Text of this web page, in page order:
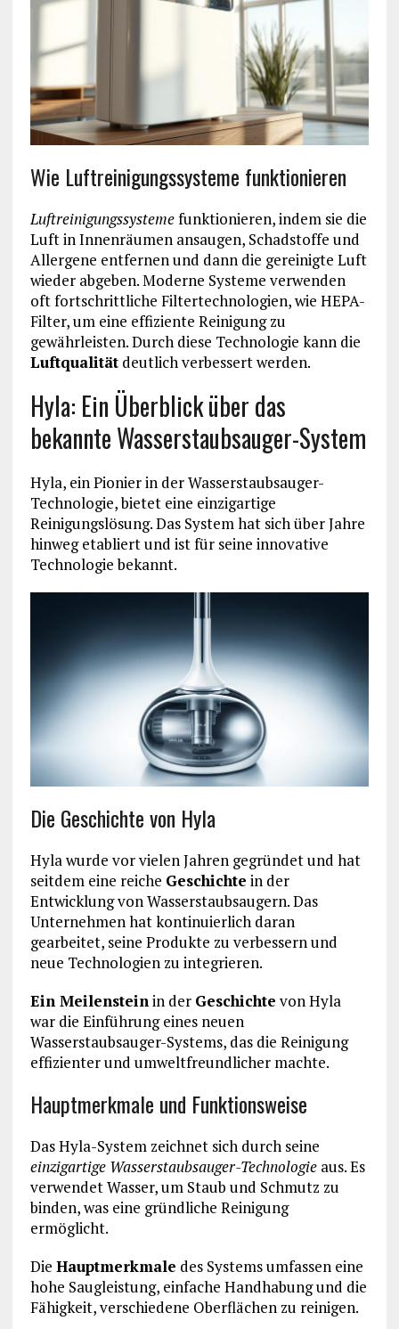
Wie Luftreinigungssysteme funktionieren
Luftreinigungssystemefunktionieren, indem sie die
Luft in Innenräumen ansaugen, Schadstoffe und
Allergene entfernen und dann die gereinigte Luft
wieder abgeben. Moderne Systeme verwenden
oft fortschrittliche Filtertechnologien, wie HEPA-
Filter, um eine effiziente Reinigung zu
gewährleisten. Durch diese Technologie kann die
Luftqualitätdeutlich verbessert werden.
Hyla: Ein Überblick über das
bekannte Wasserstaubsauger-System
Hyla, ein Pionier in der Wasserstaubsauger-
Technologie, bietet eine einzigartige
Reinigungslösung. Das System hat sich über Jahre
hinweg etabliert und ist für seine innovative
Technologie bekannt.
Die Geschichte von Hyla
Hyla wurde vor vielen Jahren gegründet und hat
seitdem eine reiche Geschichte in der
Entwicklung von Wasserstaubsaugern. Das
Unternehmen hat kontinuierlich daran
gearbeitet, seine Produkte zu verbessern und
neue Technologien zu integrieren.
Ein Meilensteinin der Geschichte von Hyla
war die Einführung eines neuen
Wasserstaubsauger-Systems, das die Reinigung
effizienter und umweltfreundlicher machte.
Hauptmerkmale und Funktionsweise
Das Hyla-System zeichnet sich durch seine
einzigartige Wasserstaubsauger-Technologieaus. Es
verwendet Wasser, um Staub und Schmutz zu
binden, was eine gründliche Reinigung
ermöglicht.
Die Hauptmerkmale des Systems umfassen eine
hohe Saugleistung, einfache Handhabung und die
Fähigkeit, verschiedene Oberflächen zu reinigen.